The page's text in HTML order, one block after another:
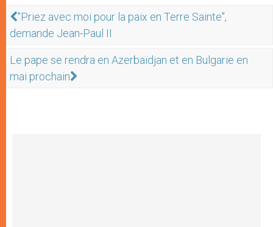
"Priez avec moi pour la paix en Terre Sainte",
demande Jean-Paul II
Le pape se rendra en Azerbaïdjan et en Bulgarie en
mai prochain